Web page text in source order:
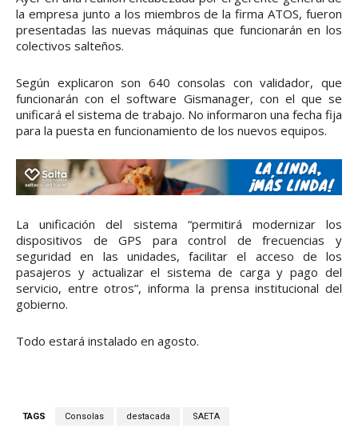
la empresa junto a los miembros de la firma ATOS, fueron
presentadas las nuevas máquinas que funcionarán en los
colectivos salteños.
Según explicaron son 640 consolas con validador, que
funcionarán con el software Gismanager, con el que se
unificará el sistema de trabajo. No informaron una fecha fija
para la puesta en funcionamiento de los nuevos equipos.
La unificación del sistema “permitirá modernizar los
dispositivos de GPS para control de frecuencias y
seguridad en las unidades, facilitar el acceso de los
pasajeros y actualizar el sistema de carga y pago del
servicio, entre otros”, informa la prensa institucional del
gobierno.
Todo estará instalado en agosto.
TAGS Consolas destacada SAETA